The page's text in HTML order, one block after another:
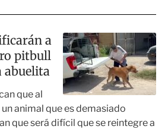
a
pitbull
abuelita
que al
un animal que es demasiado
que será difícil que se reintegre a